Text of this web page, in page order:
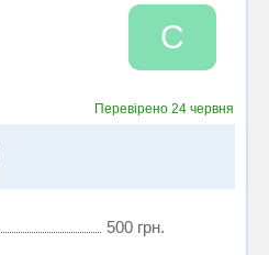
C
Перевірено24 червня
500 грн.